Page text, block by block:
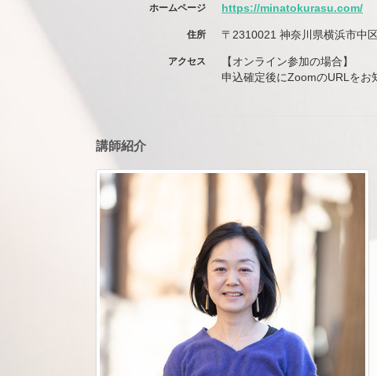
ホームページ https://minatokurasu.com/
住所 〒2310021 神奈川県横浜市中
アクセス
【オンライン参加の場合】
申込確定後にZoomのURLをお
講師紹介